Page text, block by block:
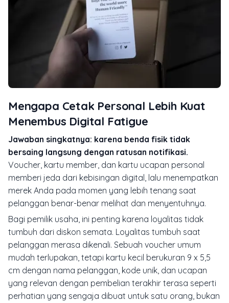
Mengapa Cetak Personal Lebih Kuat
Menembus Digital Fatigue
Jawaban singkatnya: karena benda fisik tidak
bersaing langsung dengan ratusan notifikasi.
Voucher, kartu member, dan kartu ucapan personal
memberi jeda dari kebisingan digital, lalu menempatkan
merek Anda pada momen yang lebih tenang saat
pelanggan benar-benar melihat dan menyentuhnya.
Bagi pemilik usaha, ini penting karena loyalitas tidak
tumbuh dari diskon semata. Loyalitas tumbuh saat
pelanggan merasa dikenali. Sebuah voucher umum
mudah terlupakan, tetapi kartu kecil berukuran 9 x 5,5
cm dengan nama pelanggan, kode unik, dan ucapan
yang relevan dengan pembelian terakhir terasa seperti
perhatian yang sengaja dibuat untuk satu orang, bukan